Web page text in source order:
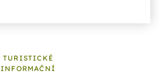
TURISTICKÉ
INFORMAČNÍ